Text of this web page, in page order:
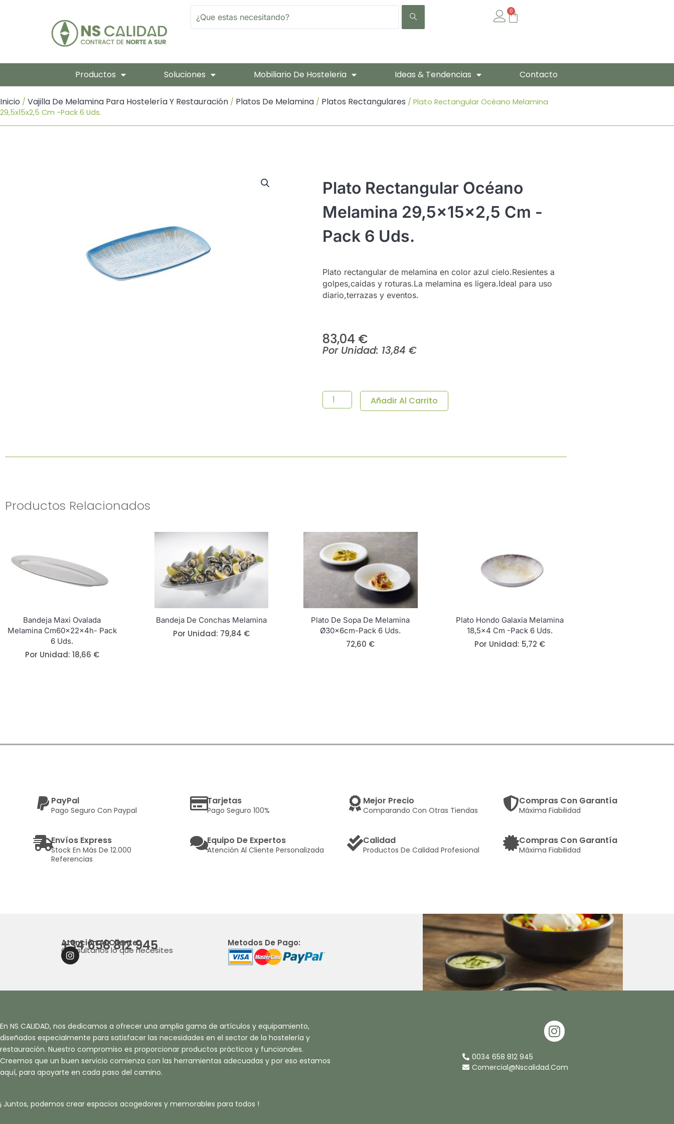
0
Cart
Productos Soluciones Mobiliario De Hosteleria Ideas & Tendencias Contacto
Inicio / Vajilla De Melamina Para Hostelería Y Restauración / Platos De Melamina / Platos Rectangulares / Plato Rectangular Océano Melamina
29,5x15x2,5 Cm -Pack 6 Uds.
Plato Rectangular Océano
Melamina 29,5x15x2,5 Cm -
Pack 6 Uds.
Plato rectangular de melamina en color azul cielo.Resientes a
golpes,caidas y roturas.La melamina es ligera.Ideal para uso
diario,terrazas y eventos.
83,04 €
Por Unidad: 13,84€
Océano
Melamina
6
Añadir Al Carrito
Productos Relacionados
Bandeja Maxi Ovalada
Melamina Cm60x22x4h- Pack
6 Uds.
Por Unidad: 18,66 €
Bandeja De Conchas Melamina
Por Unidad: 79,84 €
Plato De Sopa De Melamina
Ø30x6cm-Pack 6 Uds.
72,60 €
Plato Hondo Galaxia Melamina
18,5×4 Cm -Pack 6 Uds.
Por Unidad: 5,72 €
PayPal
Pago Seguro Con Paypal
Tarjetas
Pago Seguro 100%
Mejor Precio
Comparando Con Otras Tiendas
Compras Con Garantía
Máxima Fiabilidad
Envíos Express
Stock En Más De 12.000
Referencias
Equipo De Expertos
Atención Al Cliente Personalizada
Calidad
Productos De Calidad Profesional
Compras Con Garantía
Máxima Fiabilidad
Atención Al Cliente:
+34 658 812 945
Consultanos lo que necesites
I
N
A
A
M
Metodos De Pago:
En NS CALIDAD, nos dedicamos a ofrecer una amplia gama de artículos y equipamiento,
diseñados especialmente para satisfacer las necesidades en el sector de la hostelería y
restauración. Nuestro compromiso es proporcionar productos prácticos y funcionales.
Creemos que un buen servicio comienza con las herramientas adecuadas y por eso estamos
aquí, para apoyarte en cada paso del camino.
¡ Juntos, podemos crear espacios acogedores y memorables para todos !
I
N
T
0034 658 812 945
Comercial@nscalidad.com